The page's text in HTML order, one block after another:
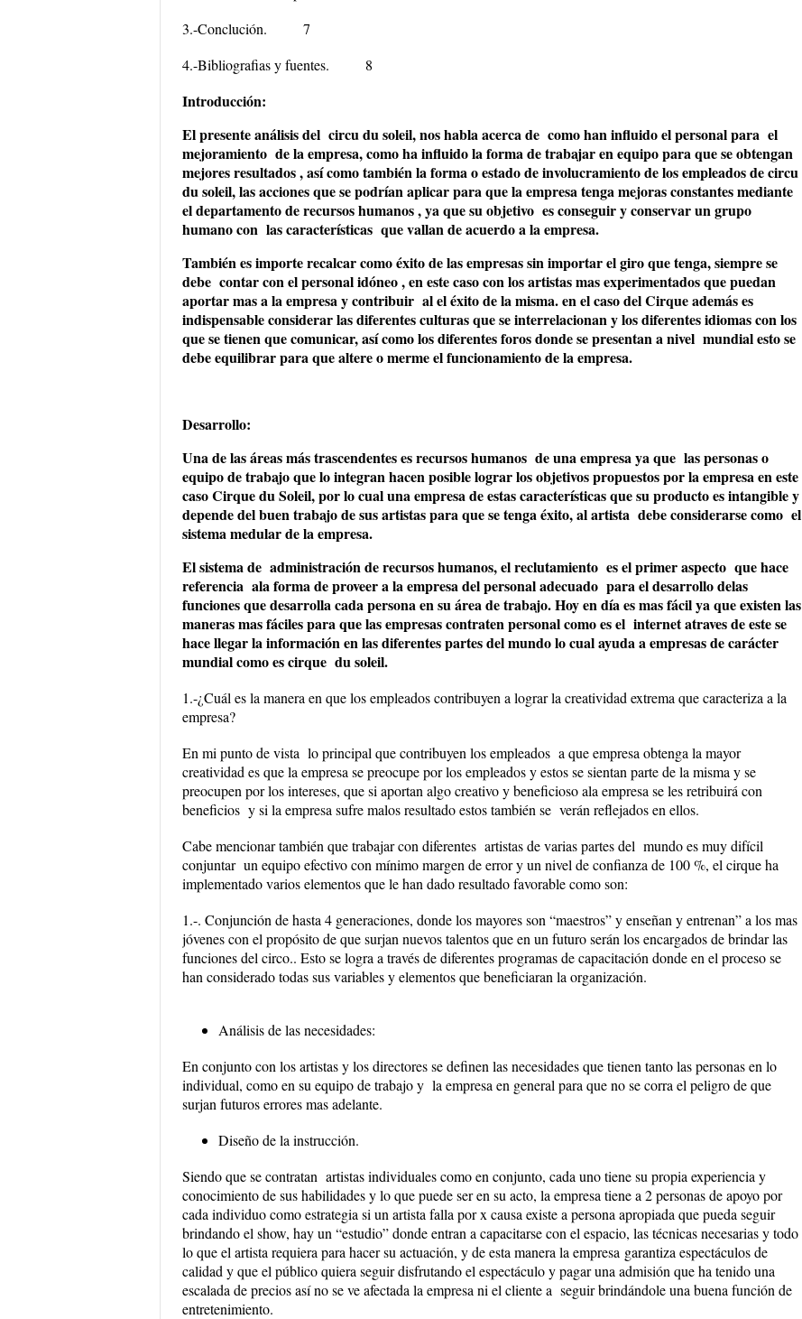
3.-Conclución. 7
4.-Bibliografias y fuentes. 8
Introducción:
El presente análisis del circu du soleil, nos habla acerca de como han influido el personal para el
mejoramiento de la empresa, como ha influido la forma de trabajar en equipo para que se obtengan
mejores resultados , así como también la forma o estado de involucramiento de los empleados de circu
du soleil, las acciones que se podrían aplicar para que la empresa tenga mejoras constantes mediante
el departamento de recursos humanos , ya que su objetivo es conseguir y conservar un grupo
humano con las características que vallan de acuerdo a la empresa.
También es importe recalcar como éxito de las empresas sin importar el giro que tenga, siempre se
debe contar con el personal idóneo , en este caso con los artistas mas experimentados que puedan
aportar mas a la empresa y contribuir al el éxito de la misma. en el caso del Cirque además es
indispensable considerar las diferentes culturas que se interrelacionan y los diferentes idiomas con los
que se tienen que comunicar, así como los diferentes foros donde se presentan a nivel mundial esto se
debe equilibrar para que altere o merme el funcionamiento de la empresa.
Desarrollo:
Una de las áreas más trascendentes es recursos humanos de una empresa ya que las personas o
equipo de trabajo que lo integran hacen posible lograr los objetivos propuestos por la empresa en este
caso Cirque du Soleil, por lo cual una empresa de estas características que su producto es intangible y
depende del buen trabajo de sus artistas para que se tenga éxito, al artista debe considerarse como el
sistema medular de la empresa.
El sistema de administración de recursos humanos, el reclutamiento es el primer aspecto que hace
referencia ala forma de proveer a la empresa del personal adecuado para el desarrollo delas
funciones que desarrolla cada persona en su área de trabajo. Hoy en día es mas fácil ya que existen las
maneras mas fáciles para que las empresas contraten personal como es el internet atraves de este se
hace llegar la información en las diferentes partes del mundo lo cual ayuda a empresas de carácter
mundial como es cirque du soleil.
1.-¿Cuál es la manera en que los empleados contribuyen a lograr la creatividad extrema que caracteriza a la
empresa?
En mi punto de vista lo principal que contribuyen los empleados a que empresa obtenga la mayor
creatividad es que la empresa se preocupe por los empleados y estos se sientan parte de la misma y se
preocupen por los intereses, que si aportan algo creativo y beneficioso ala empresa se les retribuirá con
beneficios y si la empresa sufre malos resultado estos también se verán reflejados en ellos.
Cabe mencionar también que trabajar con diferentes artistas de varias partes del mundo es muy difícil
conjuntar un equipo efectivo con mínimo margen de error y un nivel de confianza de 100 %, el cirque ha
implementado varios elementos que le han dado resultado favorable como son:
1.-. Conjunción de hasta 4 generaciones, donde los mayores son “maestros” y enseñan y entrenan” a los mas
jóvenes con el propósito de que surjan nuevos talentos que en un futuro serán los encargados de brindar las
funciones del circo.. Esto se logra a través de diferentes programas de capacitación donde en el proceso se
han considerado todas sus variables y elementos que beneficiaran la organización.
Análisis de las necesidades:
En conjunto con los artistas y los directores se definen las necesidades que tienen tanto las personas en lo
individual, como en su equipo de trabajo y la empresa en general para que no se corra el peligro de que
surjan futuros errores mas adelante.
Diseño de la instrucción.
Siendo que se contratan artistas individuales como en conjunto, cada uno tiene su propia experiencia y
conocimiento de sus habilidades y lo que puede ser en su acto, la empresa tiene a 2 personas de apoyo por
cada individuo como estrategia si un artista falla por x causa existe a persona apropiada que pueda seguir
brindando el show, hay un “estudio” donde entran a capacitarse con el espacio, las técnicas necesarias y todo
lo que el artista requiera para hacer su actuación, y de esta manera la empresa garantiza espectáculos de
calidad y que el público quiera seguir disfrutando el espectáculo y pagar una admisión que ha tenido una
escalada de precios así no se ve afectada la empresa ni el cliente a seguir brindándole una buena función de
entretenimiento.